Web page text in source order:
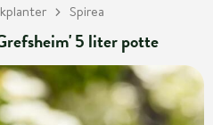
Spirea
5 liter potte